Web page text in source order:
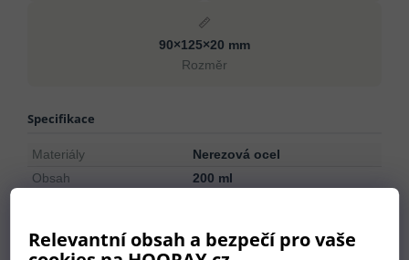
Relevantní obsah a bezpečí pro vaše
📏
90×125×20 mm
Rozměr
Specifikace
Materiály
Nerezová ocel
Obsah
200 ml
Mytí v myčce
Ne